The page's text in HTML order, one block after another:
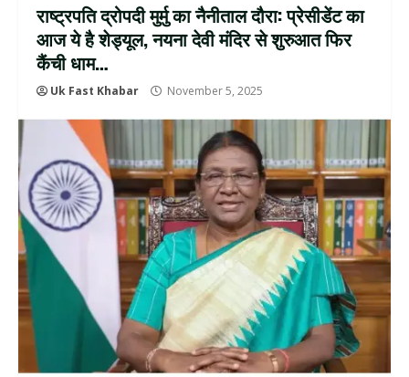
राष्ट्रपति द्रोपदी मुर्मु का नैनीताल दौरा: प्रेसीडेंट का
आज ये है शेड्यूल, नयना देवी मंदिर से शुरुआत फिर
कैंची धाम…
Uk Fast Khabar November 5, 2025